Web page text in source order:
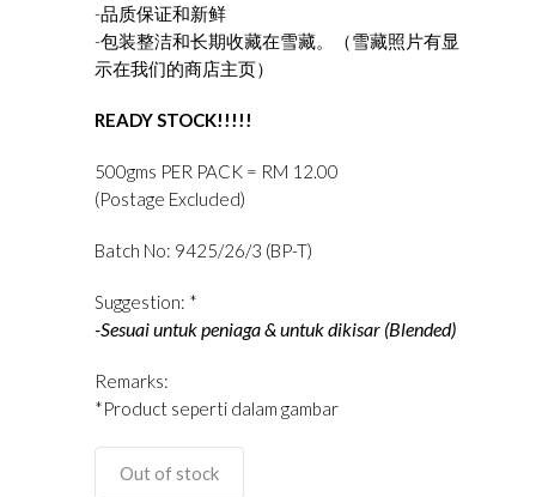
-品质保证和新鲜
-包装整洁和长期收藏在雪藏。（雪藏照片有显
示在我们的商店主页）
READY STOCK!!!!!
500gms PER PACK = RM 12.00
(Postage Excluded)
Batch No: 9425/26/3 (BP-T)
Suggestion: *
-Sesuai untuk peniaga & untuk dikisar (Blended)
Remarks:
*Product seperti dalam gambar
Out of stock